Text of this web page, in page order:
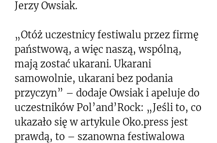
Jerzy Owsiak.
„Otóż uczestnicy festiwalu przez firmę
państwową, a więc naszą, wspólną,
mają zostać ukarani. Ukarani
samowolnie, ukarani bez podania
przyczyn” – dodaje Owsiak i apeluje do
uczestników Pol’and’Rock: „Jeśli to, co
ukazało się w artykule Oko.press jest
prawdą, to – szanowna festiwalowa